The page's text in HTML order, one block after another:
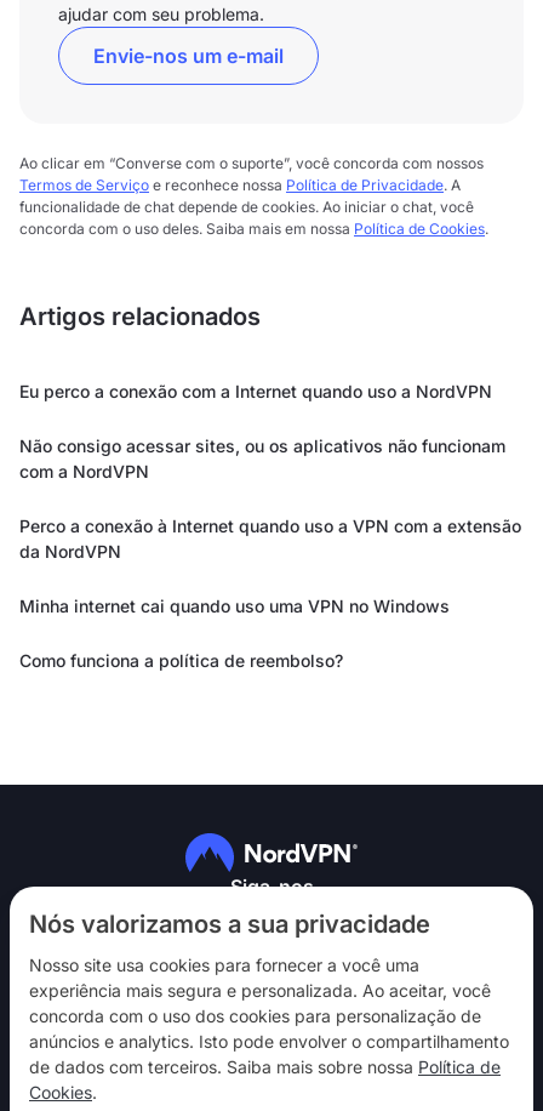
Nós valorizamos a sua privacidade
Nosso site usa cookies para fornecer a você uma
experiência mais segura e personalizada. Ao aceitar, você
concorda com o uso dos cookies para personalização de
anúncios e analytics. Isto pode envolver o compartilhamento
de dados com terceiros. Saiba mais sobre nossa Política de
Cookies.
ajudar com seu problema.
Envie-nos um e-mail
Ao clicar em “Converse com o suporte”, você concorda com nossos
Termos de Serviço e reconhece nossa Política de Privacidade. A
funcionalidade de chat depende de cookies. Ao iniciar o chat, você
concorda com o uso deles. Saiba mais em nossa Política de Cookies.
Artigos relacionados
Eu perco a conexão com a Internet quando uso a NordVPN
Não consigo acessar sites, ou os aplicativos não funcionam
com a NordVPN
Perco a conexão à Internet quando uso a VPN com a extensão
da NordVPN
Minha internet cai quando uso uma VPN no Windows
Como funciona a política de reembolso?
Siga-nos
NordVPN
Interaja